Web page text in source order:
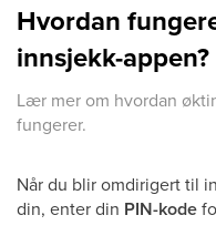
Hvordan
innsjekk-appen?
Lær mer om hvordan
fungerer.
Når du blir omdirigert til
din, enter din PIN-kode